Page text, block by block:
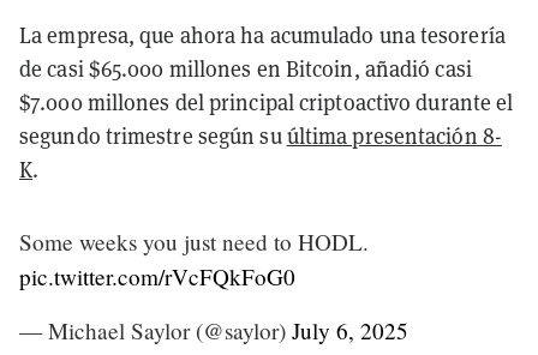
La empresa, que ahora ha acumulado una tesorería
de casi $65.000 millones en Bitcoin, añadió casi
$7.000 millones del principal criptoactivo durante el
segundo trimestre según suúltima presentación 8-
K.
Some weeks you just need to HODL.
pic.twitter.com/rVcFQkFoG0
— Michael Saylor (@saylor) July 6, 2025